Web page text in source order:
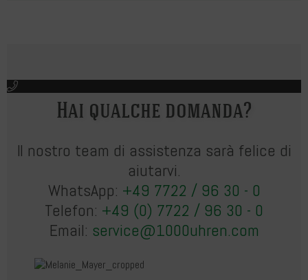
Hai qualche domanda?
Il nostro team di assistenza sarà felice di
aiutarvi.
WhatsApp: +49 7722 / 96 30 - 0
Telefon: +49 (0) 7722 / 96 30 - 0
Email: service@1000uhren.com